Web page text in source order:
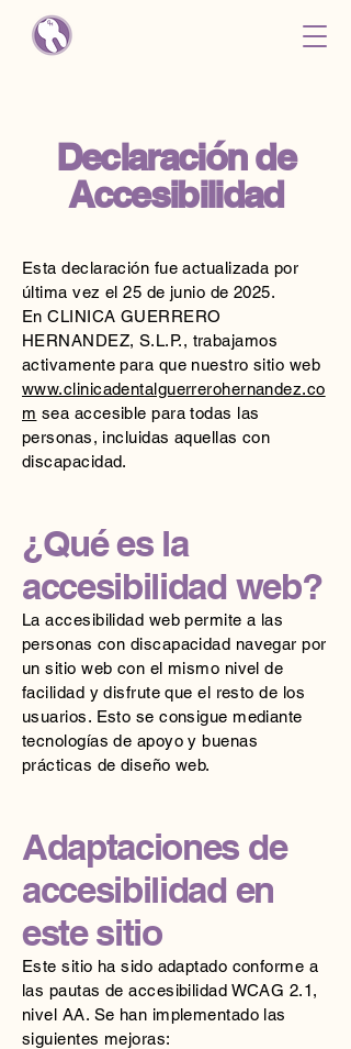
Declaración de
Accesibilidad
Esta declaración fue actualizada por
última vez el 25 de junio de 2025.
En CLINICA GUERRERO
HERNANDEZ, S.L.P., trabajamos
activamente para que nuestro sitio web
www.clinicadentalguerrerohernandez.co
m sea accesible para todas las
personas, incluidas aquellas con
discapacidad.
¿Qué es la
accesibilidad web?
La accesibilidad web permite a las
personas con discapacidad navegar por
un sitio web con el mismo nivel de
facilidad y disfrute que el resto de los
usuarios. Esto se consigue mediante
tecnologías de apoyo y buenas
prácticas de diseño web.
Adaptaciones de
accesibilidad en
este sitio
Este sitio ha sido adaptado conforme a
las pautas de accesibilidad WCAG 2.1,
nivel AA. Se han implementado las
siguientes mejoras: